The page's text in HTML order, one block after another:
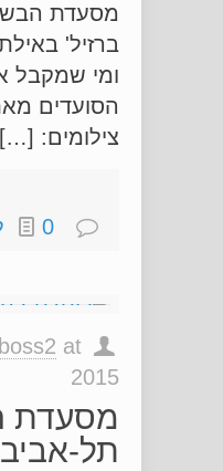
מסעדת
ומי שמקבל
הסועדים
צילומים: […]
0
boss2 at
2015
מסעדת
תל-אביב